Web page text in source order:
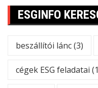
ESGINFO
beszállítói lánc(3)
cégek ESG feladatai